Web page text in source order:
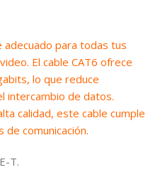
para todas tus
El cable CAT6 ofrece
lo que reduce
intercambio de datos.
calidad, este cable cumple
de comunicación.
T.